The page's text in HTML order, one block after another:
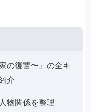
の復讐〜』の全キ
介
物関係を整理